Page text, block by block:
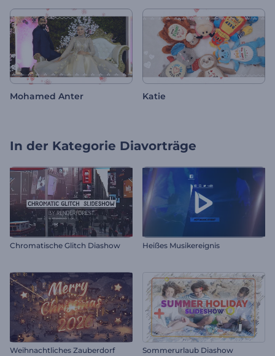
Mohamed Anter Katie
In der Kategorie Diavorträge
Chromatische Glitch Diashow Heißes Musikereignis
Weihnachtliches Zauberdorf Sommerurlaub Diashow